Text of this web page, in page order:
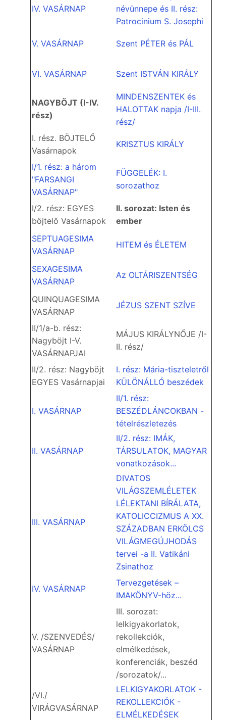
IV. VASÁRNAP
névünnepe és II. rész:
Patrocinium S. Josephi
V. VASÁRNAP Szent PÉTER és PÁL
VI. VASÁRNAP Szent ISTVÁN KIRÁLY
NAGYBÖJT (I-IV.
rész)
MINDENSZENTEK és
HALOTTAK napja /I-III.
rész/
I. rész. BÖJTELŐ
Vasárnapok
KRISZTUS KIRÁLY
I/1. rész: a három
"FARSANGI
VASÁRNAP"
FÜGGELÉK: I.
sorozathoz
I/2. rész: EGYES
böjtelő Vasárnapok
II. sorozat: Isten és
ember
SEPTUAGESIMA
VASÁRNAP
HITEM és ÉLETEM
SEXAGESIMA
VASÁRNAP
Az OLTÁRISZENTSÉG
QUINQUAGESIMA
VASÁRNAP
JÉZUS SZENT SZÍVE
II/1/a-b. rész:
Nagyböjt I-V.
VASÁRNAPJAI
MÁJUS KIRÁLYNŐJE /I-
II. rész/
II/2. rész: Nagyböjt
EGYES Vasárnapjai
I. rész: Mária-tiszteletről
KÜLÖNÁLLÓ beszédek
I. VASÁRNAP
II/1. rész:
BESZÉDLÁNCOKBAN -
tételrészletezés
II. VASÁRNAP
II/2. rész: IMÁK,
TÁRSULATOK, MAGYAR
vonatkozások...
III. VASÁRNAP
DIVATOS
VILÁGSZEMLÉLETEK
LÉLEKTANI BÍRÁLATA,
KATOLICCIZMUS A XX.
SZÁZADBAN ERKÖLCS
VILÁGMEGÚJHODÁS
tervei -a II. Vatikáni
Zsinathoz
IV. VASÁRNAP
Tervezgetések –
IMAKÖNYV-höz...
V. /SZENVEDÉS/
VASÁRNAP
III. sorozat:
lelkigyakorlatok,
rekollekciók,
elmélkedések,
konferenciák, beszéd
/sorozatok/...
/VI./
VIRÁGVASÁRNAP
LELKIGYAKORLATOK -
REKOLLEKCIÓK -
ELMÉLKEDÉSEK